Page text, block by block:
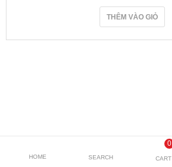
THÊM VÀO GIỎ
HOME SEARCH
0
CART